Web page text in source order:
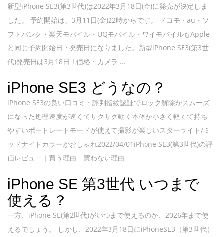
新型iPhone SE3(第3世代)は2022年3月18日(金)に発売が決定しま
した。 予約開始は、3月11日(金)22時からです。 ドコモ・au・ソ
フトバンク・楽天モバイル・UQモバイル・ワイモバイルもApple
と同じ予約開始日・発売日になりました。新型iPhone SE3(第3世
代)発売日は3月18日！価格・カメラ ...
iPhone SE3 どうなの？
iPhone SE3の良い口コミ・評判指紋認証でロック解除がスムーズ
になった処理速度が速くてサクサク動く本体が小さく軽くて持ち
やすいポートレートモードが使えて撮影が楽しいスターライト/ミ
ッドナイトカラーがおしゃれ2022/04/01iPhone SE3(第3世代)の評
価レビュー｜買う理由・買わない理由
iPhone SE 第3世代 いつまで
使える？
一方、iPhone SE(第2世代)がいつまで使えるのか、2026年まで使
えるでしょう。 しかし、2022年3月18日にiPhoneSE3（第3世代）